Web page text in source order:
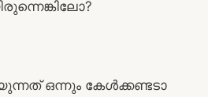
ഒന്നും കേൾക്കണ്ടടാ